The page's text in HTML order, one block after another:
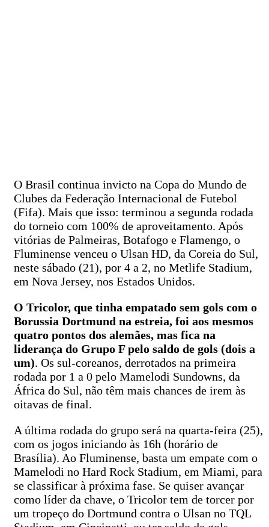
O Brasil continua invicto na Copa do Mundo de
Clubes da Federação Internacional de Futebol
(Fifa). Mais que isso: terminou a segunda rodada
do torneio com 100% de aproveitamento. Após
vitórias de Palmeiras, Botafogo e Flamengo, o
Fluminense venceu o Ulsan HD, da Coreia do Sul,
neste sábado (21), por 4 a 2, no Metlife Stadium,
em Nova Jersey, nos Estados Unidos.
O Tricolor, que tinha empatado sem gols com o
Borussia Dortmund na estreia, foi aos mesmos
quatro pontos dos alemães, mas fica na
liderança do Grupo F pelo saldo de gols (dois a
um). Os sul-coreanos, derrotados na primeira
rodada por 1 a 0 pelo Mamelodi Sundowns, da
África do Sul, não têm mais chances de irem às
oitavas de final.
A última rodada do grupo será na quarta-feira (25),
com os jogos iniciando às 16h (horário de
Brasília). Ao Fluminense, basta um empate com o
Mamelodi no Hard Rock Stadium, em Miami, para
se classificar à próxima fase. Se quiser avançar
como líder da chave, o Tricolor tem de torcer por
um tropeço do Dortmund contra o Ulsan no TQL